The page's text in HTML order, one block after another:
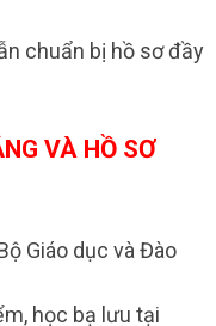
chuẩn bị hồ sơ đầy
VÀ HỒ SƠ
Giáo dục và Đào
học bạ lưu tại